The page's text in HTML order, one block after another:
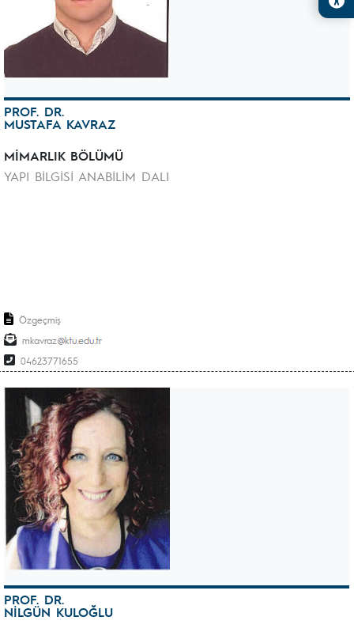
PROF. DR.
MUSTAFA KAVRAZ
MİMARLIK BÖLÜMÜ
YAPI BİLGİSİ ANABİLİM DALI
Özgeçmiş
mkavraz
04623771655
PROF. DR.
NİLGÜN KULOĞLU